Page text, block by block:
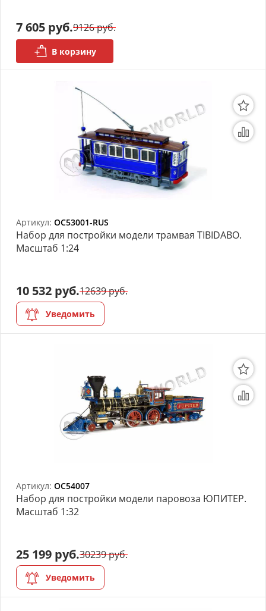
7 605 руб.9126 руб.
В корзину
Артикул: OC53001-RUS
Набор для постройки модели трамвая TIBIDABO.
Масштаб 1:24
10 532 руб.12639 руб.
Уведомить
Артикул: OC54007
Набор для постройки модели паровоза ЮПИТЕР.
Масштаб 1:32
25 199 руб.30239 руб.
Уведомить